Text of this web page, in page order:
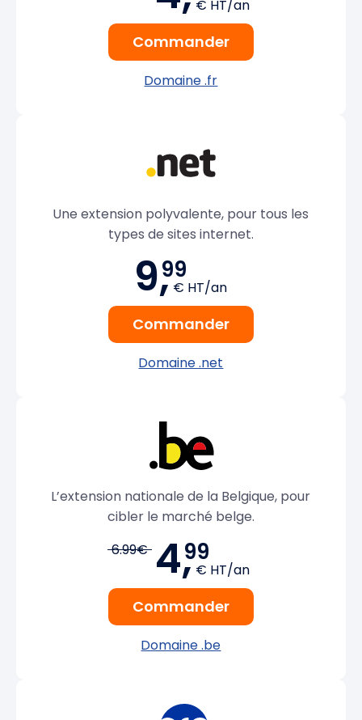
€ HT/an
Commander
Domaine .fr
Une extension polyvalente, pour tous les
types de sites internet.
9,99
€ HT/an
Commander
Domaine .net
L’extension nationale de la Belgique, pour
cibler le marché belge.
6.99€ 4,99
€ HT/an
Commander
Domaine .be